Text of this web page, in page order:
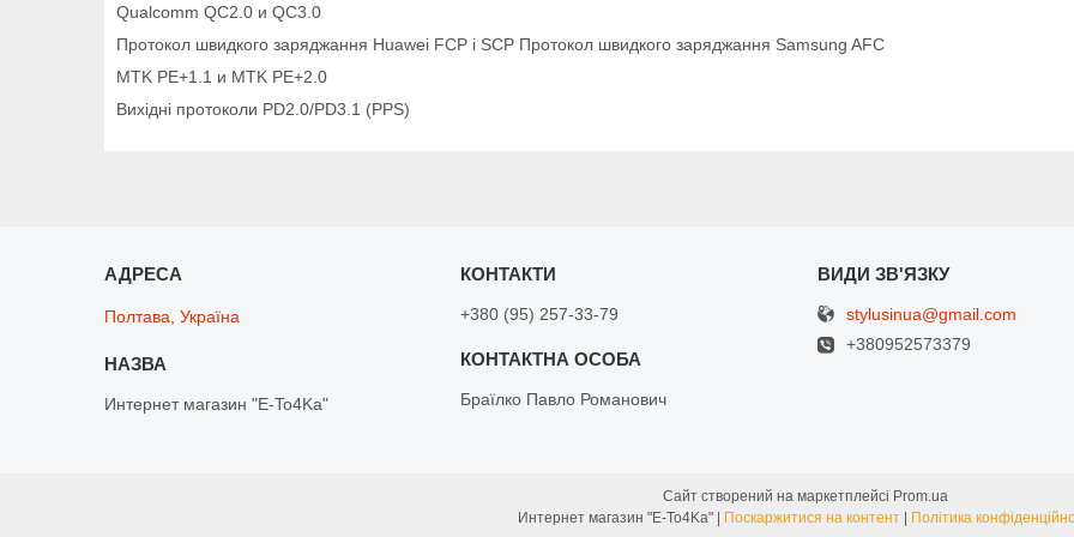
Qualcomm QC2.0 и QC3.0
Протокол швидкого заряджання Huawei FCP і SCP Протокол швидкого заряджання Samsung AFC
MTK PE+1.1 и MTK PE+2.0
Вихідні протоколи PD2.0/PD3.1 (PPS)
Полтава, Україна
Интернет магазин "E-To4Ka"
+380 (95) 257-33-79
Браїлко Павло Романович
stylusinua@gmail.com
+380952573379
Сайт створений на маркетплейсі Prom.ua
Поскаржитися на контент Політика